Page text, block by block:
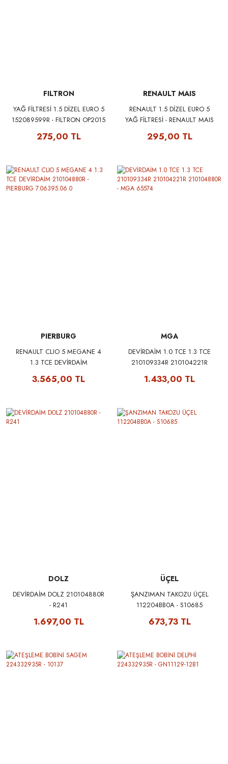
FILTRON
YAĞ FİLTRESİ 1.5 DİZEL EURO 5
152089599R - FILTRON OP2015
275,00 TL
RENAULT MAIS
RENAULT 1.5 DİZEL EURO 5
YAĞ FİLTRESİ - RENAULT MAIS
295,00 TL
PIERBURG
RENAULT CLIO 5 MEGANE 4
1.3 TCE DEVİRDAİM
7.06395.06.0
3.565,00 TL
MGA
DEVİRDAİM 1.0 TCE 1.3 TCE
210109334R 210104221R
1.433,00 TL
DOLZ
DEVİRDAİM DOLZ 210104880R
- R241
1.697,00 TL
ÜÇEL
ŞANZIMAN TAKOZU ÜÇEL
112204BB0A - S10685
673,73 TL